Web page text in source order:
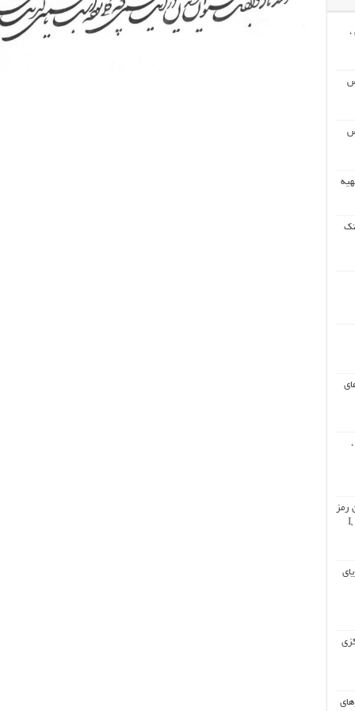
رمز
گشایی از برنامه دجال (۲۰۲۰) : I,
دریای